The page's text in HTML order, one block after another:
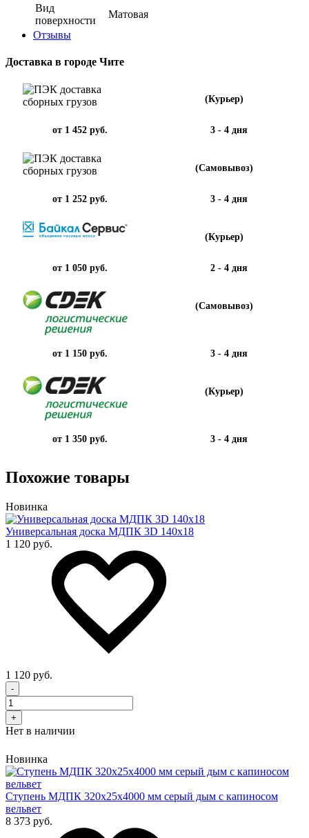
Вид
поверхности
Матовая
Отзывы
Доставка в городе Чите
(Курьер)
от 1 452 руб. 3 - 4 дня
(Самовывоз)
от 1 252 руб. 3 - 4 дня
(Курьер)
от 1 050 руб. 2 - 4 дня
(Самовывоз)
от 1 150 руб. 3 - 4 дня
(Курьер)
от 1 350 руб. 3 - 4 дня
Похожие товары
Новинка
Универсальная доска МДПК 3D 140x18
1 120 руб.
1 120 руб.
-
+
Нет в наличии
Новинка
Cтупень МДПК 320х25х4000 мм серый дым с капиносом
вельвет
8 373 руб.